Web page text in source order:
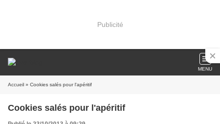
Publicité
MENU
Accueil » Cookies salés pour l'apéritif
Cookies salés pour l'apéritif